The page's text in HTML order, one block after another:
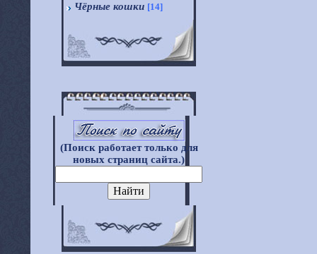
Чёрные кошки [14]
(Поиск работает только для
новых страниц сайта.)